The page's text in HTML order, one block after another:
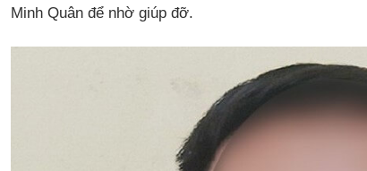
Minh Quân để nhờ giúp đỡ.